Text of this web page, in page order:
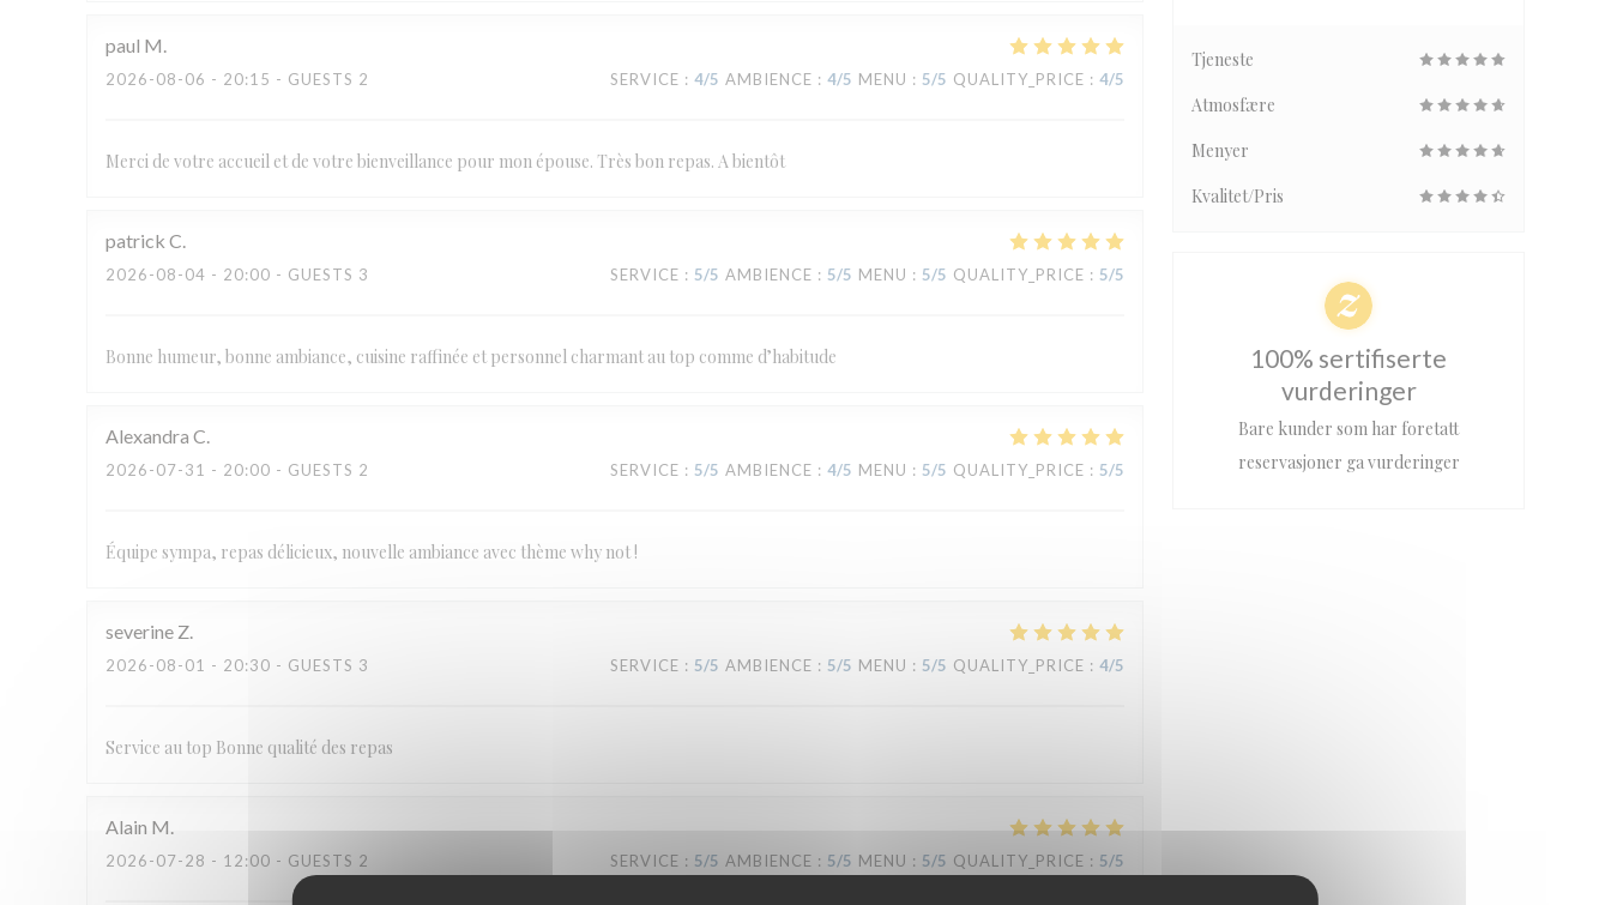
paul M
2026-08-06 - 20:15 - GUESTS 2 SERVICE : 4/5 AMBIENCE : 4/5 MENU : 5/5 QUALITY_PRICE : 4/5
Merci de votre accueil et de votre bienveillance pour mon épouse. Très bon repas. A bientôt
patrick C
2026-08-04 - 20:00 - GUESTS 3 SERVICE : 5/5 AMBIENCE : 5/5 MENU : 5/5 QUALITY_PRICE : 5/5
Bonne humeur, bonne ambiance, cuisine raffinée et personnel charmant au top comme d’habitude
Alexandra C
2026-07-31 - 20:00 - GUESTS 2 SERVICE : 5/5 AMBIENCE : 4/5 MENU : 5/5 QUALITY_PRICE : 5/5
Équipe sympa, repas délicieux, nouvelle ambiance avec thème why not !
severine Z
2026-08-01 - 20:30 - GUESTS 3 SERVICE : 5/5 AMBIENCE : 5/5 MENU : 5/5 QUALITY_PRICE : 4/5
Service au top Bonne qualité des repas
Alain M
2026-07-28 - 12:00 - GUESTS 2 SERVICE : 5/5 AMBIENCE : 5/5 MENU : 5/5 QUALITY_PRICE : 5/5
Tjeneste
Atmosfære
Menyer
Kvalitet/Pris
100% sertifiserte
vurderinger
Bare kunder som har foretatt
reservasjoner ga vurderinger